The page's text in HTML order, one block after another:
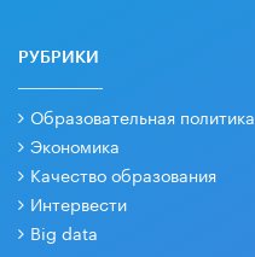
РУБРИКИ
Образовательная политика
Экономика
Качество образования
Интервести
Big data